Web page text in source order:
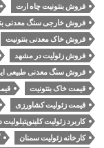
فروش بنتونیت چاه ارت
فروش خارجی سنگ معدنی
فروش خاک معدنی بنتونیت
فروش زئولیت در مشهد
فروش سنگ معدنی طبیعی
قیمت خاک بنتونیت
قیمت زئولیت کشاورزی
کاربرد زئولیت کلینوپتیلولیت
کارخانه زئولیت سمنان